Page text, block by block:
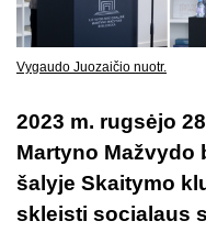
Vygaudo Juozaičio nuotr.
2023 m. rugsėjo
Martyno
šalyje Skaitymo
skleisti socialaus